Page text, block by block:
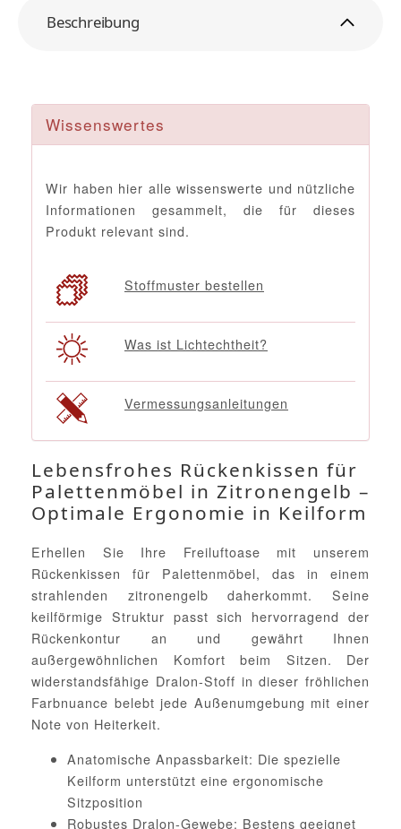
Beschreibung
Wissenswertes
Wir haben hier alle wissenswerte und nützliche
Informationen gesammelt, die für dieses
Produkt relevant sind.
Stoffmuster bestellen
Was ist Lichtechtheit?
Vermessungsanleitungen
Lebensfrohes Rückenkissen für
Palettenmöbel in Zitronengelb –
Optimale Ergonomie in Keilform
Erhellen Sie Ihre Freiluftoase mit unserem
Rückenkissen für Palettenmöbel, das in einem
strahlenden zitronengelb daherkommt. Seine
keilförmige Struktur passt sich hervorragend der
Rückenkontur an und gewährt Ihnen
außergewöhnlichen Komfort beim Sitzen. Der
widerstandsfähige Dralon-Stoff in dieser fröhlichen
Farbnuance belebt jede Außenumgebung mit einer
Note von Heiterkeit.
Anatomische Anpassbarkeit: Die spezielle
Keilform unterstützt eine ergonomische
Sitzposition
Robustes Dralon-Gewebe: Bestens geeignet